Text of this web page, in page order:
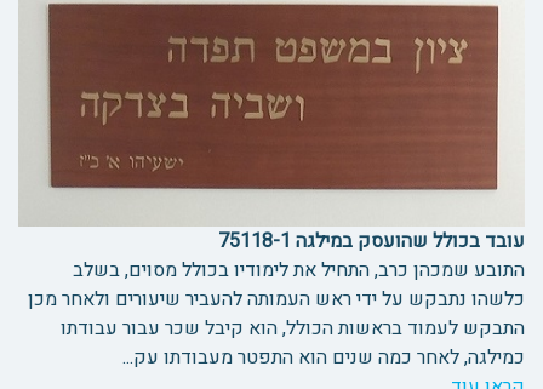
עובד בכולל שהועסק במילגה 75118-1
התובע שמכהן כרב, התחיל את לימודיו בכולל מסוים, בשלב
כלשהו נתבקש על ידי ראש העמותה להעביר שיעורים ולאחר מכן
התבקש לעמוד בראשות הכולל, הוא קיבל שכר עבור עבודתו
כמילגה, לאחר כמה שנים הוא התפטר מעבודתו עק...